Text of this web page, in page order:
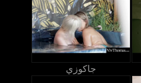
جاكوزي